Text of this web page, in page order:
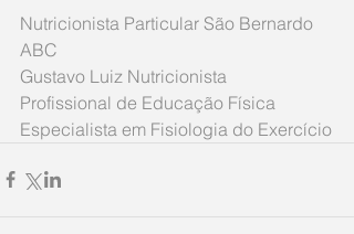
Nutricionista Particular São Bernardo
ABC
Gustavo Luiz Nutricionista
Profissional de Educação Física
Especialista em Fisiologia do Exercício